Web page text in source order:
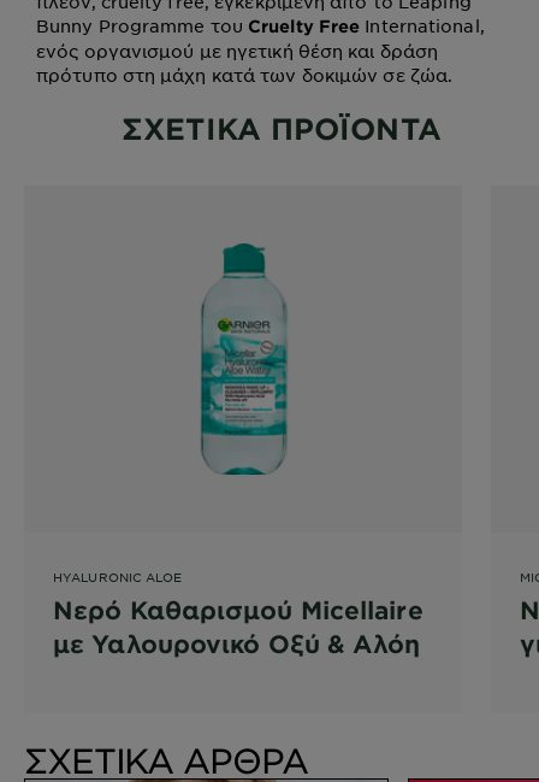
Bunny Programme του Cruelty Free International,
ενός οργανισμού με ηγετική θέση και δράση
πρότυπο στη μάχη κατά των δοκιμών σε ζώα.
ΣΧΕΤΙΚΑ ΠΡΟΪΟΝΤΑ
HYALURONIC ALOE
Νερό Καθαρισμού Micellaire
με Υαλουρονικό Οξύ & Αλόη
ΣΧΕΤΙΚΑ ΑΡΘΡΑ